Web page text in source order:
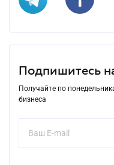
Подпишитесь
Получайте по
бизнеса